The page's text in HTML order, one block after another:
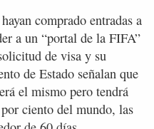
comprado entradas a
a un “portal de la FIFA”
de visa y su
de Estado señalan que
el mismo pero tendrá
ciento del mundo, las